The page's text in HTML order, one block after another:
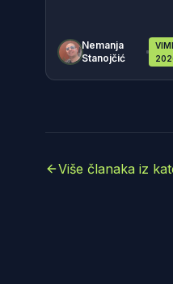
Nemanja
Stanojčić
Više članaka iz